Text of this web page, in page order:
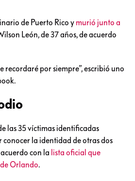
de Puerto Rico y murió junto a
León, de 37 años, de acuerdo
recordaré por siempre”, escribió uno
las 35 víctimas identificadas
conocer la identidad de otras dos
con la lista oficial que
Orlando.